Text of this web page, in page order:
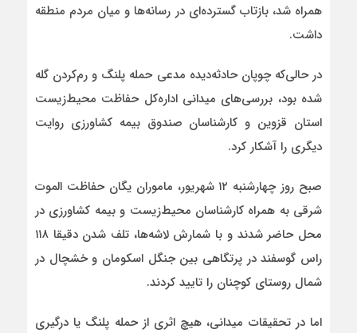
همراه شد، بازتاب گسترده‌ای در رسانه‌ها و میان مردم منطقه
داشت.
در حالی‌که چوپان حادثه‌دیده مدعی حمله پلنگ و رم‌کردن گله
شده بود، بررسی‌های میدانی اداره‌کل حفاظت محیط‌زیست
استان قزوین و کارشناسان صندوق بیمه کشاورزی روایت
دیگری را آشکار کرد.
صبح روز چهارشنبه ۱۲ شهریور، ماموران یگان حفاظت الموت
شرقی به همراه کارشناسان محیط‌زیست و بیمه کشاورزی در
محل حاضر شدند و با شمارش لاشه‌ها، تلف شدن دقیقا ۱۱۸
راس گوسفند در پرتگاهی بین جنگل اسکومان و خشچال در
شمال روستای کوچنان را تایید کردند.
اما در تحقیقات میدانی، هیچ اثری از حمله پلنگ یا درگیری